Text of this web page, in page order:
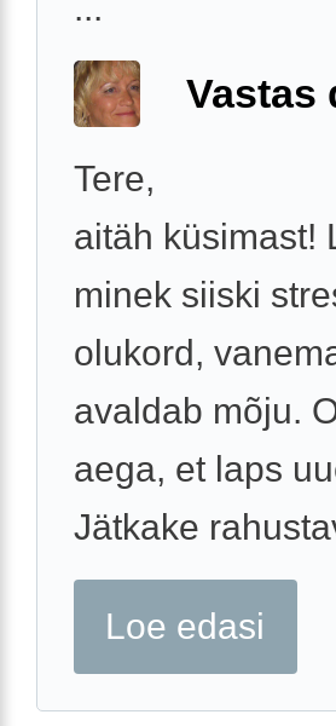
...
Vastas
Tere,
aitäh küsimast!
minek siiski
olukord,
avaldab mõju.
aega, et laps
Jätkake
Loe edasi